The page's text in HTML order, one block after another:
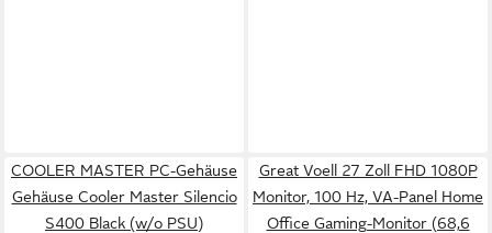
COOLER MASTER PC-Gehäuse
Gehäuse Cooler Master Silencio
S400 Black (w/o PSU)
Great Voell 27 Zoll FHD 1080P
Monitor, 100 Hz, VA-Panel Home
Office Gaming-Monitor (68,6